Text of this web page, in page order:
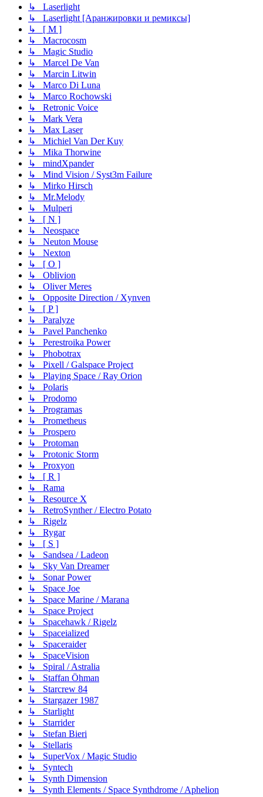
↳ Laserlight
↳ Laserlight [Аранжировки и ремиксы]
↳ [ M ]
↳ Macrocosm
↳ Magic Studio
↳ Marcel De Van
↳ Marcin Litwin
↳ Marco Di Luna
↳ Marco Rochowski
↳ Retronic Voice
↳ Mark Vera
↳ Max Laser
↳ Michiel Van Der Kuy
↳ Mika Thorwine
↳ mindXpander
↳ Mind Vision / Syst3m Failure
↳ Mirko Hirsch
↳ Mr.Melody
↳ Mulperi
↳ [ N ]
↳ Neospace
↳ Neuton Mouse
↳ Nexton
↳ [ O ]
↳ Oblivion
↳ Oliver Meres
↳ Opposite Direction / Xynven
↳ [ P ]
↳ Paralyze
↳ Pavel Panchenko
↳ Perestroika Power
↳ Phobotrax
↳ Pixell / Galspace Project
↳ Playing Space / Ray Orion
↳ Polaris
↳ Prodomo
↳ Programas
↳ Prometheus
↳ Prospero
↳ Protoman
↳ Protonic Storm
↳ Proxyon
↳ [ R ]
↳ Rama
↳ Resource X
↳ RetroSynther / Electro Potato
↳ Rigelz
↳ Rygar
↳ [ S ]
↳ Sandsea / Ladeon
↳ Sky Van Dreamer
↳ Sonar Power
↳ Space Joe
↳ Space Marine / Marana
↳ Space Project
↳ Spacehawk / Rigelz
↳ Spaceialized
↳ Spaceraider
↳ SpaceVision
↳ Spiral / Astralia
↳ Staffan Öhman
↳ Starcrew 84
↳ Stargazer 1987
↳ Starlight
↳ Starrider
↳ Stefan Bieri
↳ Stellaris
↳ SuperVox / Magic Studio
↳ Syntech
↳ Synth Dimension
↳ Synth Elements / Space Synthdrome / Aphelion